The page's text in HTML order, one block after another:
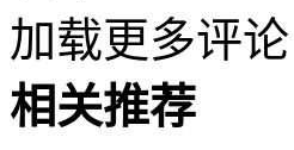
加载更多评论
相关推荐